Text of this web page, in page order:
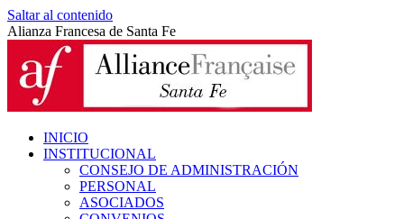
Saltar al contenido
Alianza Francesa de Santa Fe
INICIO
INSTITUCIONAL
CONSEJO DE ADMINISTRACIÓN
PERSONAL
ASOCIADOS